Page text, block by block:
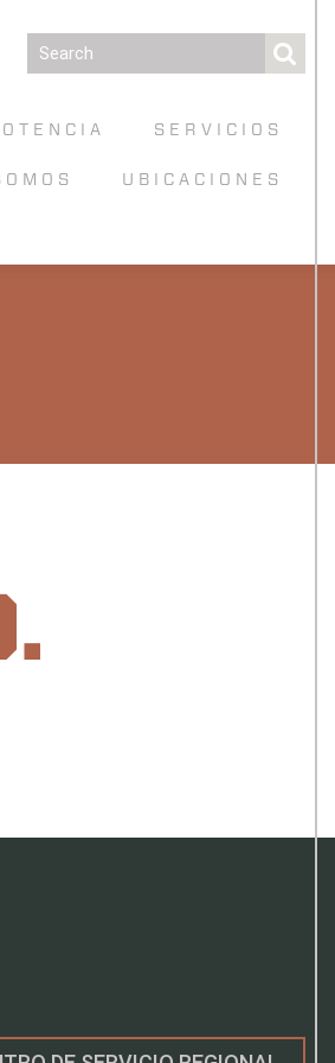
SERVICIOS
UBICACIONES